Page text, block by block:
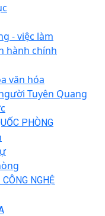
- việc làm
hành chính
văn hóa
Tuyên Quang
PHÒNG
NGHỆ